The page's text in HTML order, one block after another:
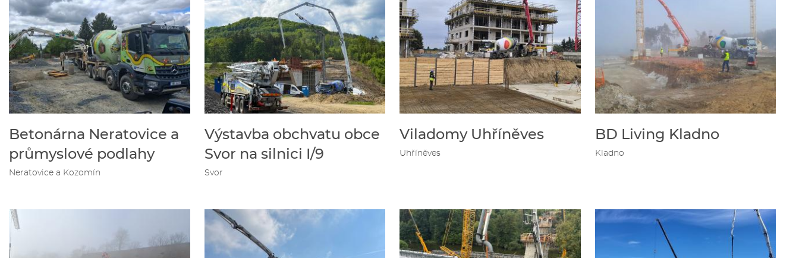
Betonárna Neratovice a
průmyslové podlahy
Neratovice a Kozomín
Výstavba obchvatu obce
Svor na silnici I/9
Svor
Viladomy Uhříněves
Uhříněves
BD Living Kladno
Kladno